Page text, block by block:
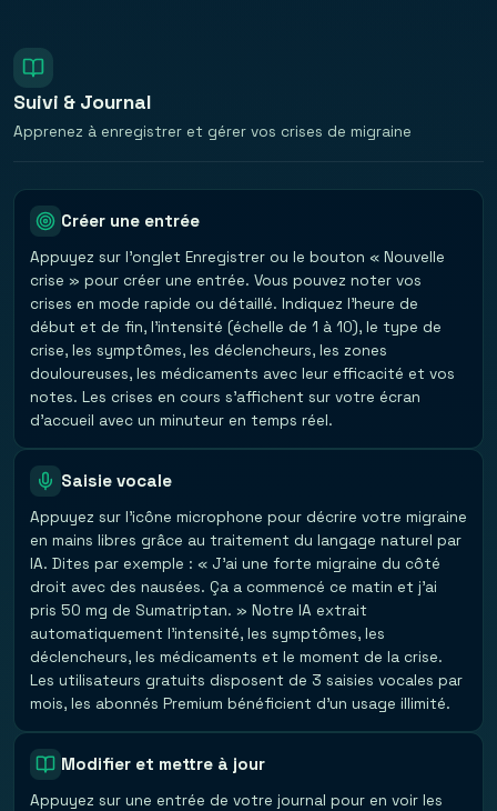
Suivi & Journal
Apprenez à enregistrer et gérer vos crises de migraine
Créer une entrée
Appuyez sur l'onglet Enregistrer ou le bouton « Nouvelle
crise » pour créer une entrée. Vous pouvez noter vos
crises en mode rapide ou détaillé. Indiquez l'heure de
début et de fin, l'intensité (échelle de 1 à 10), le type de
crise, les symptômes, les déclencheurs, les zones
douloureuses, les médicaments avec leur efficacité et vos
notes. Les crises en cours s'affichent sur votre écran
d'accueil avec un minuteur en temps réel.
Saisie vocale
Appuyez sur l'icône microphone pour décrire votre migraine
en mains libres grâce au traitement du langage naturel par
IA. Dites par exemple : « J'ai une forte migraine du côté
droit avec des nausées. Ça a commencé ce matin et j'ai
pris 50 mg de Sumatriptan. » Notre IA extrait
automatiquement l'intensité, les symptômes, les
déclencheurs, les médicaments et le moment de la crise.
Les utilisateurs gratuits disposent de 3 saisies vocales par
mois, les abonnés Premium bénéficient d'un usage illimité.
Modifier et mettre à jour
Appuyez sur une entrée de votre journal pour en voir les